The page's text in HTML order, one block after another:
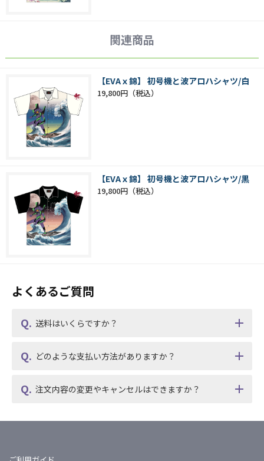
関連商品
【EVAｘ錦】 初号機と波アロハシャツ/白
19,800円
【EVAｘ錦】 初号機と波アロハシャツ/黒
19,800円
よくあるご質問
送料はいくらですか？
どのような支払い方法がありますか？
注文内容の変更やキャンセルはできますか？